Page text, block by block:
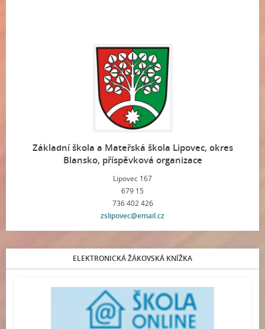
Základní škola a Mateřská škola Lipovec, okres
Blansko, příspěvková organizace
Lipovec 167
679 15
736 402 426
zslipovec@email.cz
ELEKTRONICKÁ ŽÁKOVSKÁ KNÍŽKA